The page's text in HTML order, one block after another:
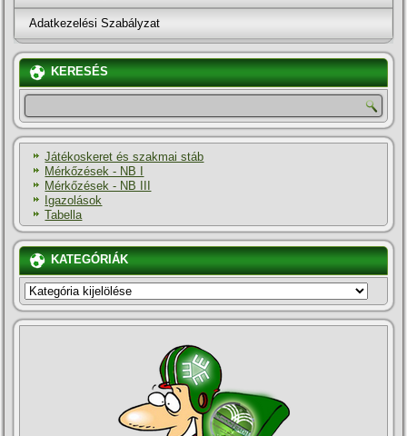
Adatkezelési Szabályzat
KERESÉS
Játékoskeret és szakmai stáb
Mérkőzések - NB I
Mérkőzések - NB III
Igazolások
Tabella
KATEGÓRIÁK
KATEGÓRIÁK